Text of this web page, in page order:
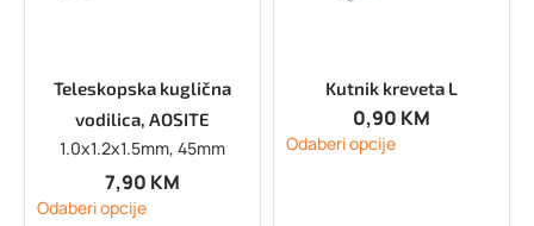
Teleskopska kuglična
vodilica, AOSITE
1.0x1.2x1.5mm, 45mm
7,90 KM
Odaberi opcije
Kutnik kreveta L
0,90 KM
Odaberi opcije